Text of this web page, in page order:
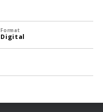
Format
Digital